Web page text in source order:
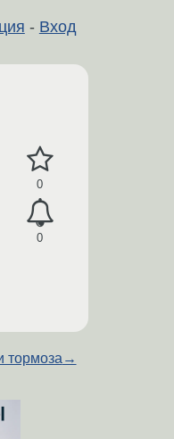
- Вход
0
0
тормоза →